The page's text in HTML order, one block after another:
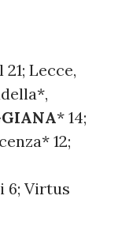
Lecce,
* 14;
12;
6; Virtus